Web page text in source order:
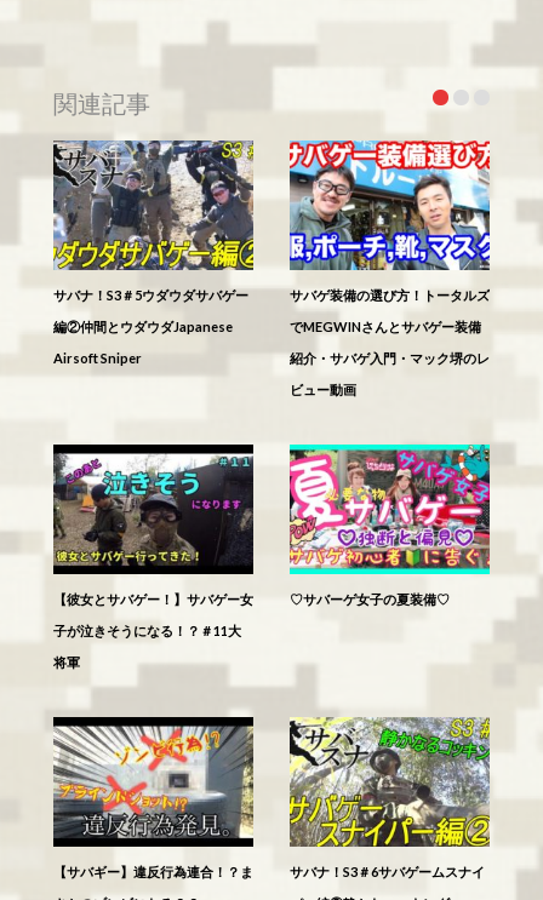
関連記事
サバナ！S3＃5ウダウダサバゲー
編②仲間とウダウダJapanese
Airsoft Sniper
サバゲ装備の選び方！トータルズ
でMEGWINさんとサバゲー装備
紹介・サバゲ入門・マック堺のレ
ビュー動画
【彼女とサバゲー！】サバゲー女
子が泣きそうになる！？＃11大
将軍
♡サバーゲ女子の夏装備♡
【サバギー】違反行為連合！？ま
サバナ！S3＃6サバゲームスナイ